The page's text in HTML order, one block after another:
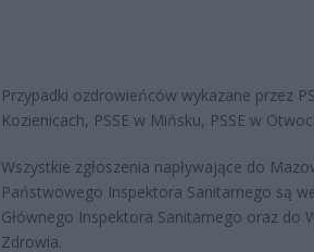
Przypadki ozdrowieńców wykazane przez
Kozienicach, PSSE w Mińsku, PSSE w
Wszystkie zgłoszenia napływające do
Państwowego Inspektora Sanitarnego są
Głównego Inspektora Sanitarnego oraz
Zdrowia.